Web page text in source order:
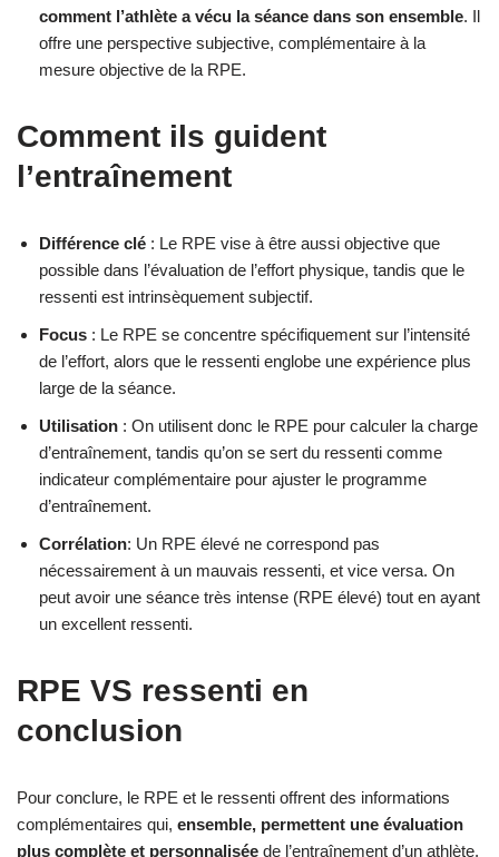
comment l’athlète a vécu la séance dans son ensemble. Il
offre une perspective subjective, complémentaire à la
mesure objective de la RPE.
Comment ils guident
l’entraînement
Différence clé : Le RPE vise à être aussi objective que
possible dans l’évaluation de l’effort physique, tandis que le
ressenti est intrinsèquement subjectif.
Focus : Le RPE se concentre spécifiquement sur l’intensité
de l’effort, alors que le ressenti englobe une expérience plus
large de la séance.
Utilisation : On utilisent donc le RPE pour calculer la charge
d’entraînement, tandis qu’on se sert du ressenti comme
indicateur complémentaire pour ajuster le programme
d’entraînement.
Corrélation: Un RPE élevé ne correspond pas
nécessairement à un mauvais ressenti, et vice versa. On
peut avoir une séance très intense (RPE élevé) tout en ayant
un excellent ressenti.
RPE VS ressenti en
conclusion
Pour conclure, le RPE et le ressenti offrent des informations
complémentaires qui, ensemble, permettent une évaluation
plus complète et personnalisée de l’entraînement d’un athlète.